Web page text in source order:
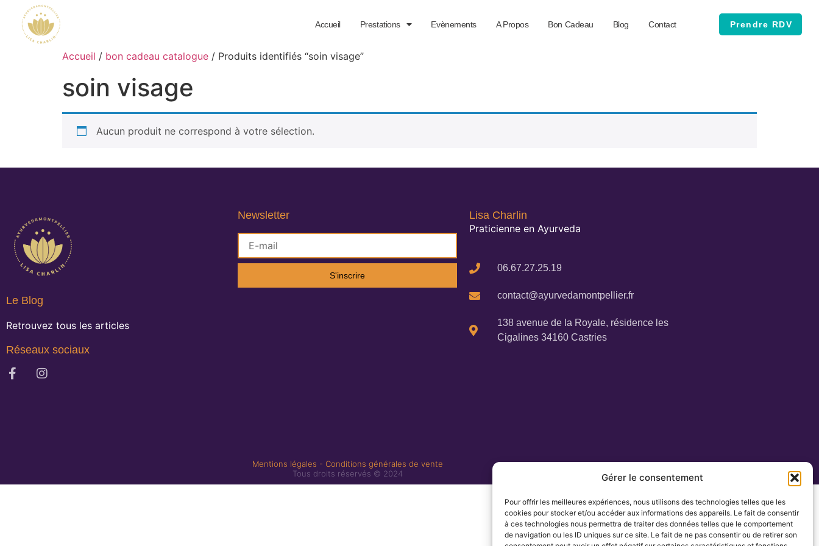
Gérer le consentement
Pour offrir les meilleures expériences, nous utilisons des technologies telles que les
cookies pour stocker et/ou accéder aux informations des appareils. Le fait de consentir
à ces technologies nous permettra de traiter des données telles que le comportement
de navigation ou les ID uniques sur ce site. Le fait de ne pas consentir ou de retirer son
Accueil Prestations Evènements A Propos Bon Cadeau Blog Contact Prendre RDV
Accueil / bon cadeau catalogue / Produits identifiés “soin visage”
soin visage
Aucun produit ne correspond à votre sélection.
Le Blog
Retrouvez tous les articles
Réseaux sociaux
Newsletter
S'inscrire
Lisa Charlin
Praticienne en Ayurveda
06.67.27.25.19
contact@ayurvedamontpellier.fr
138 avenue de la Royale, résidence les
Cigalines 34160 Castries
Mentions légales - Conditions générales de vente
Tous droits réservés © 2024